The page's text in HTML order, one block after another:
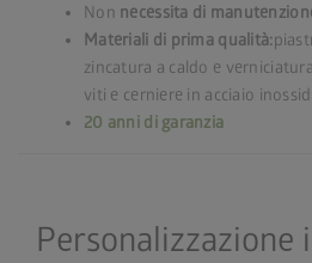
Non necessita di
Materiali di prima qualità:
zincatura a caldo e
viti e cerniere in acciaio
20 anni di garanzia
Personalizzazione